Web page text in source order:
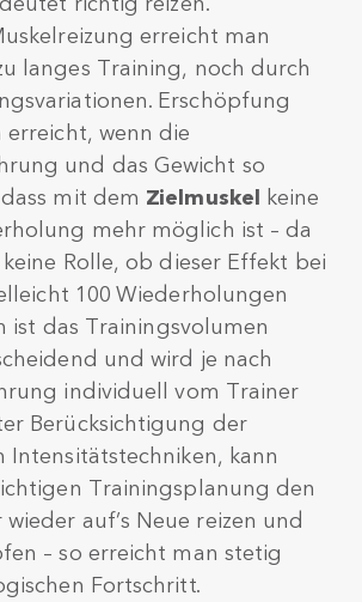
erreicht man
langes Training, noch durch
Erschöpfung
wenn die
und das Gewicht so
mit dem Zielmuskel keine
mehr möglich ist – da
Rolle, ob dieser Effekt bei
100 Wiederholungen
ist das Trainingsvolumen
und wird je nach
individuell vom Trainer
Berücksichtigung der
Intensitätstechniken, kann
Trainingsplanung den
auf’s Neue reizen und
– so erreicht man stetig
Fortschritt.